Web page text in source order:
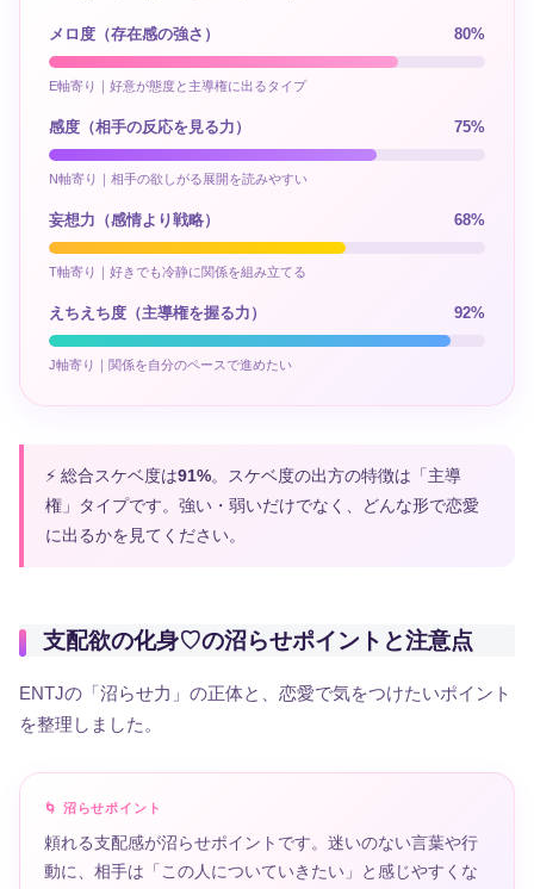
メロ度（存在感の強さ） 80%
E軸寄り｜好意が態度と主導権に出るタイプ
感度（相手の反応を見る力） 75%
N軸寄り｜相手の欲しがる展開を読みやすい
妄想力（感情より戦略） 68%
T軸寄り｜好きでも冷静に関係を組み立てる
えちえち度（主導権を握る力） 92%
J軸寄り｜関係を自分のペースで進めたい
⚡ 総合スケベ度は91%。スケベ度の出方の特徴は「主導
権」タイプです。強い・弱いだけでなく、どんな形で恋愛
に出るかを見てください。
支配欲の化身♡の沼らせポイントと注意点
ENTJの「沼らせ力」の正体と、恋愛で気をつけたいポイント
を整理しました。
🌀 沼らせポイント
頼れる支配感が沼らせポイントです。迷いのない言葉や行
動に、相手は「この人についていきたい」と感じやすくな